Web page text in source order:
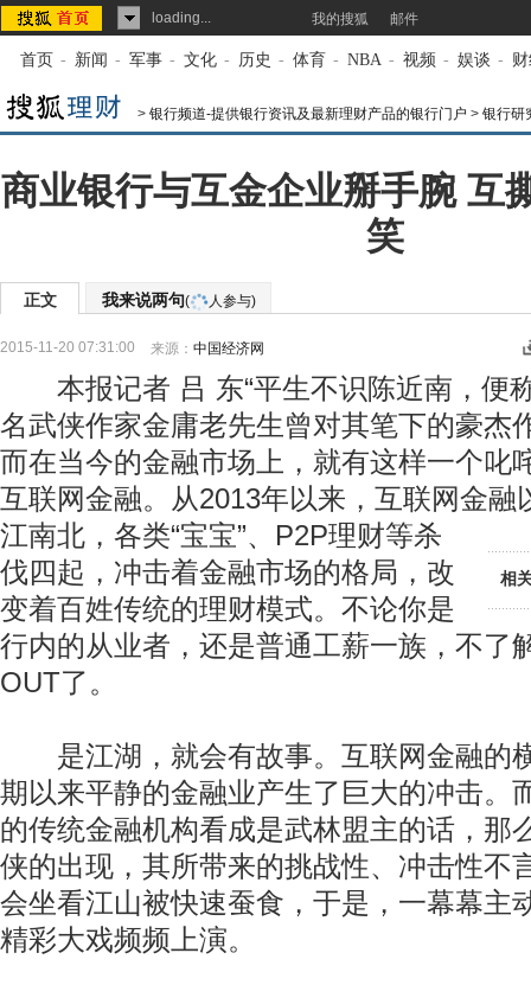
loading... 我的搜狐 邮件
首页 - 新闻 - 军事 - 文化 - 历史 - 体育 - NBA - 视频 - 娱谈 -
> 银行频道-提供银行资讯及最新理财产品的银行门户 > 银行研
商业银行与互金企业掰手腕 互
笑
正文 我来说两句( 人参与)
2015-11-20 07:31:00 来源： 中国经济网
本报记者 吕 东“平生不识陈近南，便
名武侠作家金庸老先生曾对其笔下的豪杰
而在当今的金融市场上，就有这样一个
互联网金融。从2013年以来，互联网金融
江南北，各类“宝宝”、P2P理财等杀
相
伐四起，冲击着金融市场的格局，改
变着百姓传统的理财模式。不论你是
行内的从业者，还是普通工薪一族，不了
OUT了。
是江湖，就会有故事。互联网金融的
期以来平静的金融业产生了巨大的冲击。
的传统金融机构看成是武林盟主的话，那
侠的出现，其所带来的挑战性、冲击性不
会坐看江山被快速蚕食，于是，一幕幕主
精彩大戏频频上演。